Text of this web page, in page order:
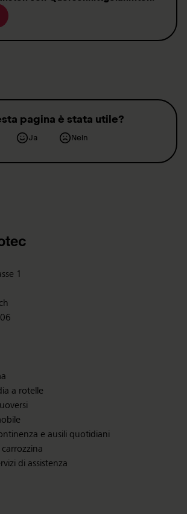
pagina è stata utile?
Ja Nein
1
a rotelle
e ausili quotidiani
di assistenza